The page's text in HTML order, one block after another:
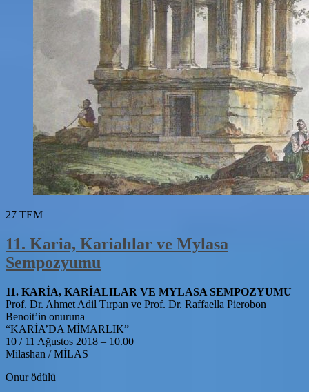
27 TEM
11. Karia, Karialılar ve Mylasa
Sempozyumu
11. KARİA, KARİALILAR VE MYLASA SEMPOZYUMU
Prof. Dr. Ahmet Adil Tırpan ve Prof. Dr. Raffaella Pierobon
Benoit’in onuruna
“KARİA’DA MİMARLIK”
10 / 11 Ağustos 2018 – 10.00
Milashan / MİLAS
Onur ödülü